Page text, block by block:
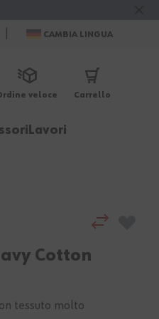
CAMBIA LINGUA
veloce Carrello
Lavori
Cotton
tessuto molto